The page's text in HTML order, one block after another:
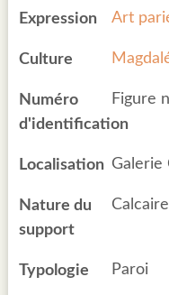
Expression Art
Culture
Numéro
d'identification
Figure
Localisation Galerie
Nature du
support
Calcaire
Typologie Paroi